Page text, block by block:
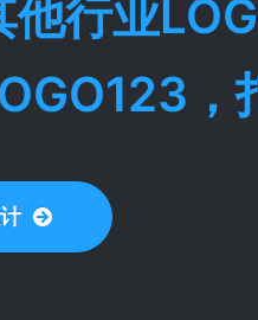
他行业
，